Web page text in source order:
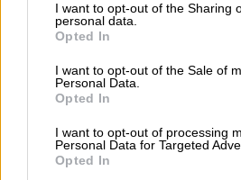
not limited to your visit or usage
grant or deny consent to Google and
use your data for below specified
consent section.
I want to opt-out of the Sharing
personal data.
Opted In
I want to opt-out of the Sale of
Personal Data.
Opted In
I want to opt-out of processing
Personal Data for Targeted
Opted In
τους ανθρώπους στη μάχη
κορονοϊού, ενώ παράλληλα
φιλάθλους να
σπίτι τους αγώνες για τη
πρωταθλήματος,
υγείας που ισχύουν στην
«Μόλις η μπάλα κυλήσει